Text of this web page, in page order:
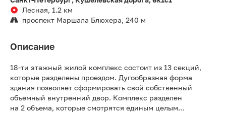
Лесная, 1.2 км
проспект Маршала Блюхера, 240 м
Описание
18-ти этажный жилой комплекс состоит из 13 секций,
которые разделены проездом. Дугообразная форма
здания позволяет сформировать свой собственный
объемный внутренний двор. Комплекс разделен
на 2 объема, которые смотрятся единым целым...